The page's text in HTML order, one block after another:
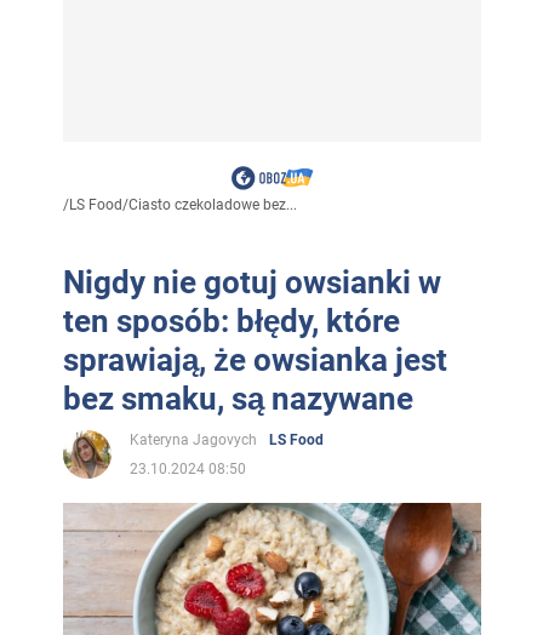
/LS Food/Ciasto czekoladowe bez...
Nigdy nie gotuj owsianki w
ten sposób: błędy, które
sprawiają, że owsianka jest
bez smaku, są nazywane
Kateryna Jagovych
LS Food
23.10.2024 08:50